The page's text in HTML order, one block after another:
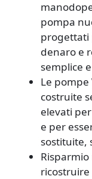
pompa
progettati
denaro e
semplice
Le
costruite
elevati
e per
sostituite,
ricostruire